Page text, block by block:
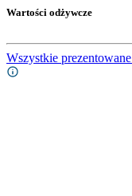
Wartości odżywcze
Wszystkie